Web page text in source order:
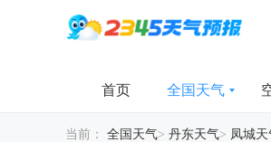
首页 全国天气
当前： 全国天气> 丹东天气> 凤城天